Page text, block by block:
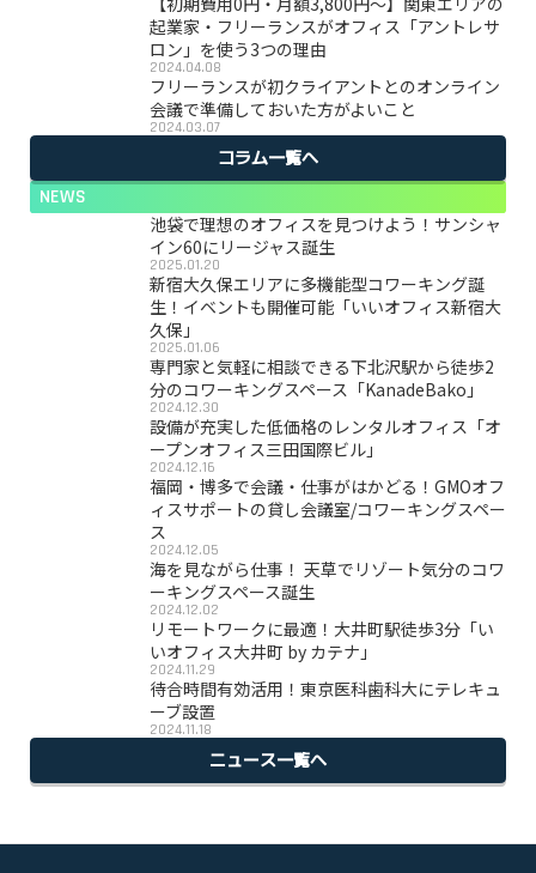
起業家・フリーランスがオフィス「アントレサ
ロン」を使う3つの理由
2024.04.08
フリーランスが初クライアントとのオンライン
会議で準備しておいた方がよいこと
2024.03.07
コラム一覧へ
NEWS
池袋で理想のオフィスを見つけよう！サンシャ
イン60にリージャス誕生
2025.01.20
新宿大久保エリアに多機能型コワーキング誕
生！イベントも開催可能「いいオフィス新宿大
久保」
2025.01.06
専門家と気軽に相談できる下北沢駅から徒歩2
分のコワーキングスペース「KanadeBako」
2024.12.30
設備が充実した低価格のレンタルオフィス「オ
ープンオフィス三田国際ビル」
2024.12.16
福岡・博多で会議・仕事がはかどる！GMOオフ
ィスサポートの貸し会議室/コワーキングスペー
ス
2024.12.05
海を見ながら仕事！ 天草でリゾート気分のコワ
ーキングスペース誕生
2024.12.02
リモートワークに最適！大井町駅徒歩3分「い
いオフィス大井町 by カテナ」
2024.11.29
待合時間有効活用！東京医科歯科大にテレキュ
ーブ設置
2024.11.18
ニュース一覧へ